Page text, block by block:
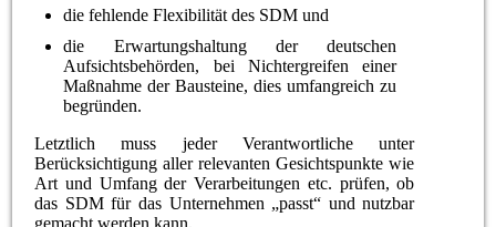
die fehlende Flexibilität des SDM und
die Erwartungshaltung der deutschen
Aufsichtsbehörden, bei Nichtergreifen einer
Maßnahme der Bausteine, dies umfangreich zu
begründen.
Letztlich muss jeder Verantwortliche unter
Berücksichtigung aller relevanten Gesichtspunkte wie
Art und Umfang der Verarbeitungen etc. prüfen, ob
das SDM für das Unternehmen „passt“ und nutzbar